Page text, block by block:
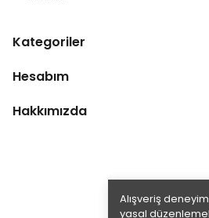
Alışveriş
yasal
Kategoriler
Hesabım
Hakkımızda